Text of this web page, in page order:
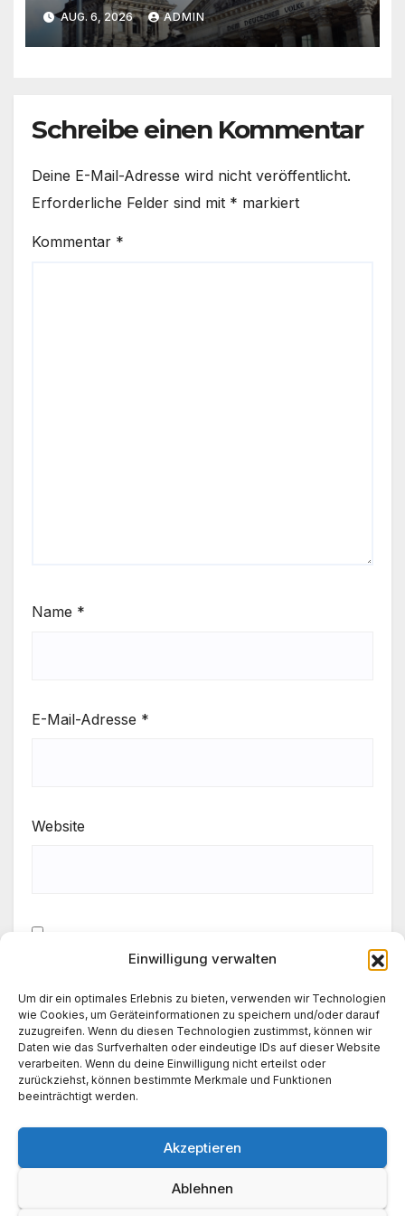
Einwilligung verwalten
Um dir ein optimales Erlebnis zu bieten, verwenden wir Technologien
wie Cookies, um Geräteinformationen zu speichern und/oder darauf
zuzugreifen. Wenn du diesen Technologien zustimmst, können wir
Daten wie das Surfverhalten oder eindeutige IDs auf dieser Website
verarbeiten. Wenn du deine Einwilligung nicht erteilst oder
zurückziehst, können bestimmte Merkmale und Funktionen
beeinträchtigt werden.
Akzeptieren
Ablehnen
Erwartungen – Fußball-WM
beflügelt Geschäft
AUG. 6, 2026 ADMIN
Schreibe einen Kommentar
Deine E-Mail-Adresse wird nicht veröffentlicht.
Erforderliche Felder sind mit * markiert
Kommentar *
Name *
E-Mail-Adresse *
Website
Meinen Namen, meine E-Mail-Adresse und meine
Kommentierung speichern.